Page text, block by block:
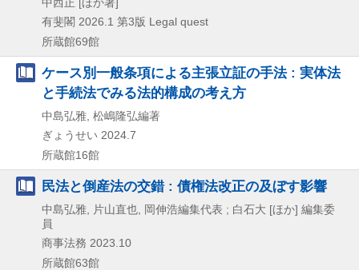
有斐閣 2026.1 第3版 Legal quest
所蔵館69館
ケース別一般条項による主張立証の手法 : 実体法
と手続法でみる法的構成の考え方
中島弘雅, 松嶋隆弘編著
ぎょうせい 2024.7
所蔵館16館
民法と倒産法の交錯 : 債権法改正の及ぼす影響
中島弘雅, 片山直也, 岡伸浩編集代表 ; 白石大 [ほか] 編集委
員
商事法務 2023.10
所蔵館63館